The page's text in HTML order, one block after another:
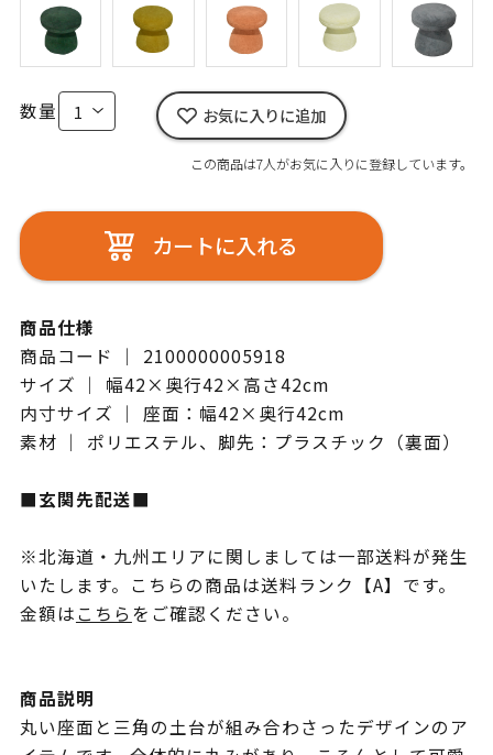
数量 お気に入りに追加
この商品は7人がお気に入りに登録しています。
カートに入れる
商品仕様
商品コード ｜ 2100000005918
サイズ ｜ 幅42×奥行42×高さ42cm
内寸サイズ ｜ 座面：幅42×奥行42cm
素材 ｜ ポリエステル、脚先：プラスチック（裏面）
■玄関先配送■
※北海道・九州エリアに関しましては一部送料が発生
いたします。こちらの商品は送料ランク【A】です。
金額はこちらをご確認ください。
商品説明
丸い座面と三角の土台が組み合わさったデザインのア